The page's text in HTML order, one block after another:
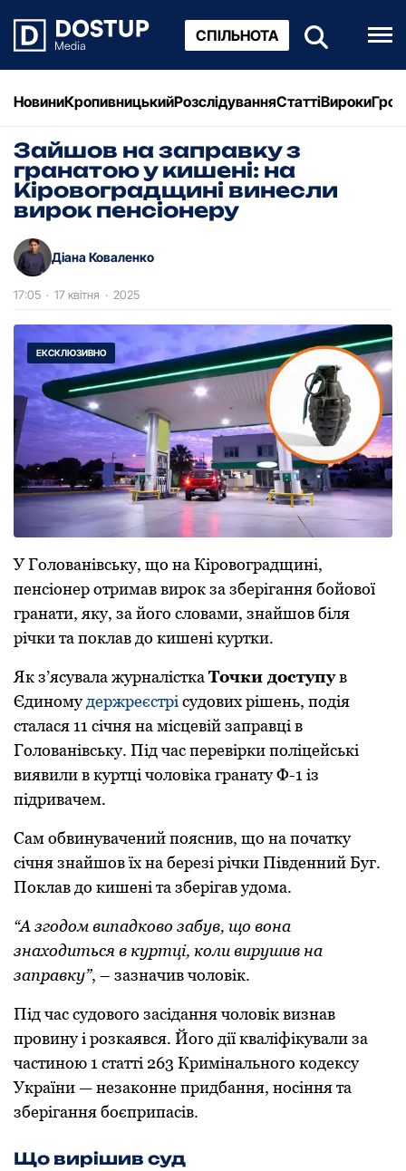
СПІЛЬНОТА
НовиниКропивницькийРозслідуванняСтаттіВироки
Зайшов на заправку з
гранатою у кишені: на
Кіровоградщині винесли
вирок пенсіонеру
Діана Коваленко
17:05 · 17 квітня · 2025
У Голованівську, що на Кіровоградщині,
пенсіонер отримав вирок за зберігання бойової
гранати, яку, за його словами, знайшов біля
річки та поклав до кишені куртки.
Як з’ясувала журналістка Точки доступув
Єдиномудержреєстрі судових рішень, подія
сталася 11 січня на місцевій заправці в
Голованівську. Під час перевірки поліцейські
виявили в куртці чоловіка гранату Ф-1 із
підривачем.
Сам обвинувачений пояснив, що на початку
січня знайшов їх на березі річки Південний Буг.
Поклав до кишені та зберігав удома.
“А згодом випадково забув, що вона
знаходиться в куртці, коли вирушив на
заправку”, – зазначив чоловік.
Під час судового засідання чоловік визнав
провину і розкаявся. Його дії кваліфікували за
частиною 1 статті 263 Кримінального кодексу
України — незаконне придбання, носіння та
зберігання боєприпасів.
Що вирішив суд